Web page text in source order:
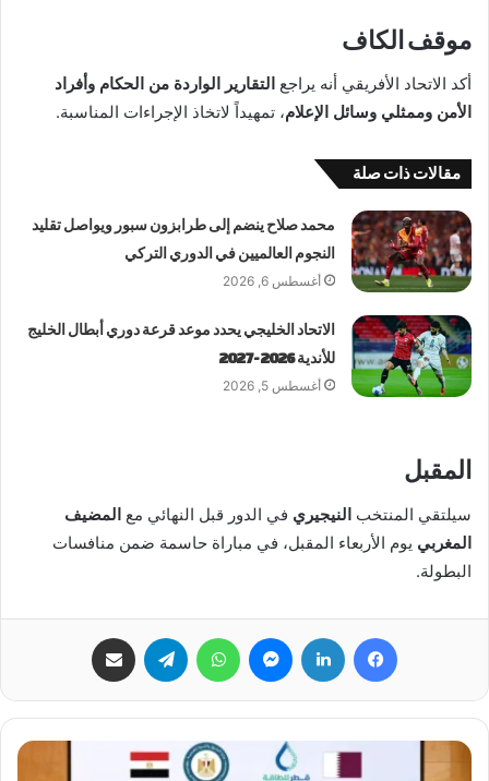
موقف الكاف
أكد الاتحاد الأفريقي أنه يراجع التقارير الواردة من الحكام وأفراد
الأمن وممثلي وسائل الإعلام، تمهيداً لاتخاذ الإجراءات المناسبة.
مقالات ذات صلة
محمد صلاح ينضم إلى طرابزون سبور ويواصل تقليد
النجوم العالميين في الدوري التركي
أغسطس 6, 2026
الاتحاد الخليجي يحدد موعد قرعة دوري أبطال الخليج
للأندية 2026-2027
أغسطس 5, 2026
المقبل
سيلتقي المنتخب النيجيري في الدور قبل النهائي مع المضيف
المغربي يوم الأربعاء المقبل، في مباراة حاسمة ضمن منافسات
البطولة.
فيسبوك لينكدإن ماسنجر واتساب تيلقرام